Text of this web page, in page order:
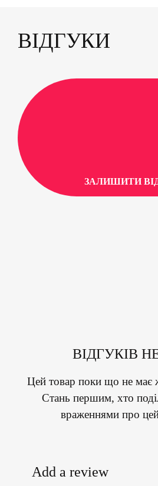
ВІДГУКИ
ЗАЛИШИТИ
ВІДГУКІВ
Цей товар поки що не має
Стань першим, хто
враженнями про
Add a review